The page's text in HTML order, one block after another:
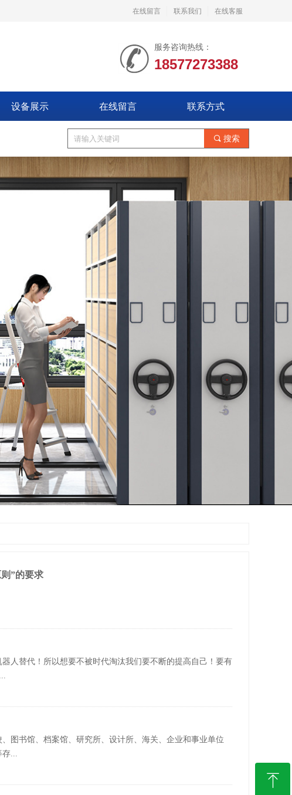
在线留言 联系我们 在线客服
끠 搜索
服务咨询热线：
18577273388
设备展示 在线留言 联系方式
”的要求
人替代！所以想要不被时代淘汰我们要不断的提高自己！要有
图书馆、档案馆、研究所、设计所、海关、企业和事业单位
存...
ꁸ